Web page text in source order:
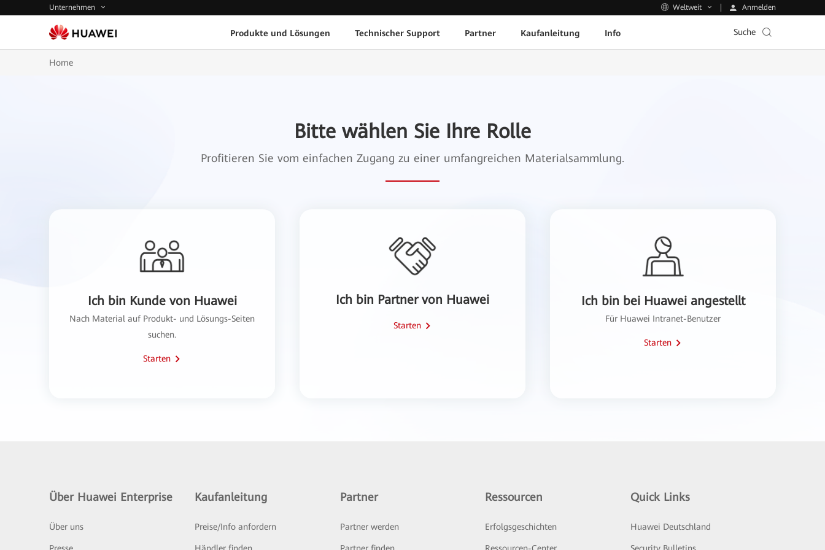
Unternehmen Weltweit Anmelden
Produkte und Lösungen Technischer Support Partner Kaufanleitung Info Suche
Home
Bitte wählen Sie Ihre Rolle
Profitieren Sie vom einfachen Zugang zu einer umfangreichen Materialsammlung.
Ich bin Kunde von Huawei
Nach Material auf Produkt- und Lösungs-Seiten
suchen.
Starten
Ich bin Partner von Huawei
Starten
Ich bin bei Huawei angestellt
Für Huawei Intranet-Benutzer
Starten
Über Huawei Enterprise
Über uns
Presse
Kaufanleitung
Preise/Info anfordern
Händler finden
Partner
Partner werden
Partner finden
Ressourcen
Erfolgsgeschichten
Ressourcen-Center
Quick Links
Huawei Deutschland
Security Bulletins